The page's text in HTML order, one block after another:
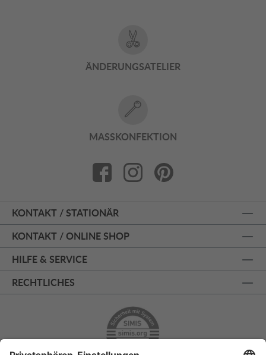
ÄNDERUNGSATELIER
MASSKONFEKTION
KONTAKT / STATIONÄR
KONTAKT / ONLINE SHOP
HILFE & SERVICE
RECHTLICHES